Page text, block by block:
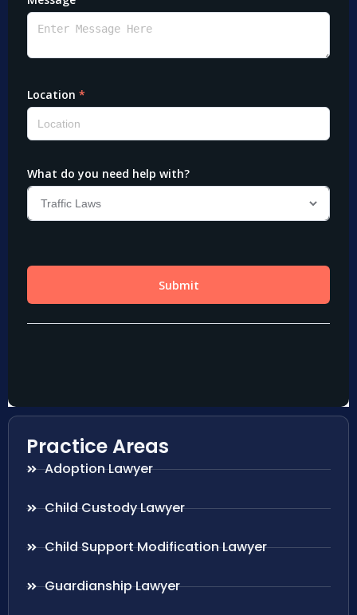
Practice Areas
Adoption Lawyer
Child Custody Lawyer
Child Support Modification Lawyer
Guardianship Lawyer